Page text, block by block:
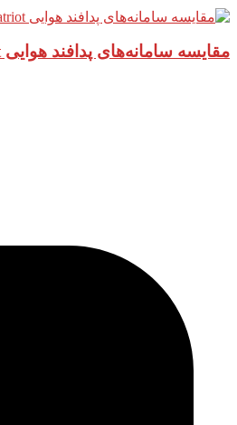
مقایسه سامانه‌های پدافند هوایی MIM-104 Patriot آمریکا و S-400 Triumf روسیه